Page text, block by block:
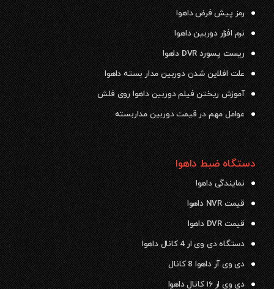
رمز پیش فرض داهوا
نرم افزار دوربین داهوا
ریست پسورد DVR داهوا
علت افلاین شدن دوربین مدار بسته داهوا
آموزش ریختن فیلم دوربین داهوا روی فلش
عوامل مهم در قیمت دوربین مداربسته
دستگاه ضبط داهوا
نمایندگی داهوا
قیمت NVR داهوا
قیمت DVR داهوا
دستگاه دی وی ار 4 کانال داهوا
دی وی آر داهوا 8 کانال
دی وی ار ۱۶ کانال داهوا